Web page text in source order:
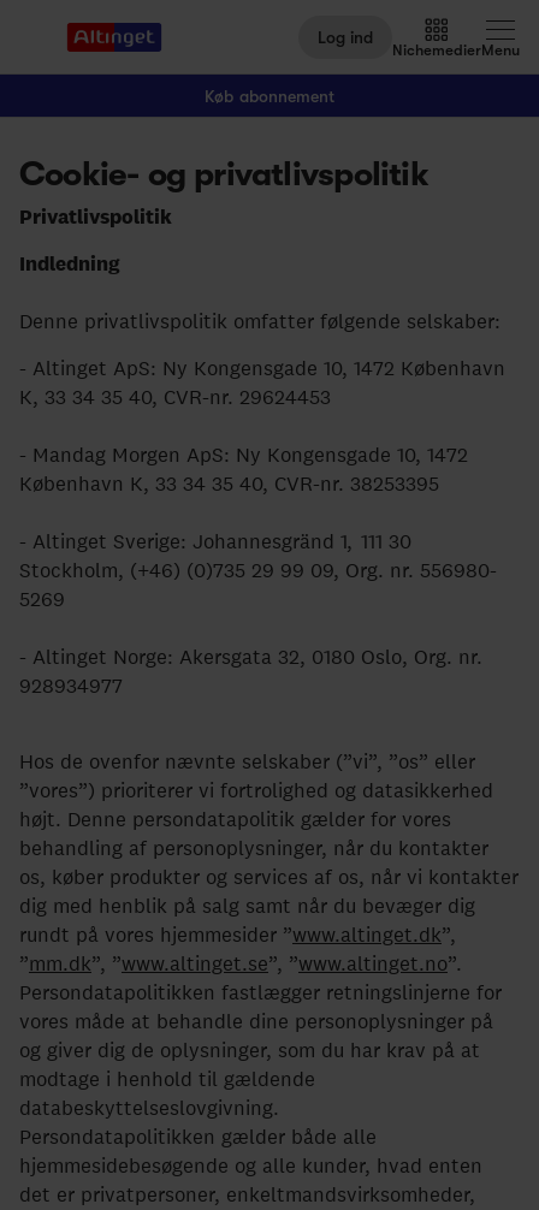
Log ind
Nichemedier
Arbejdsmarked
Arktis
By og Bolig
Børn
Christiansborg
Digital
Embedsværk
Energi og Forsyning
Etik og Tro
Fonde
Forskning
Forsvar og Beredskab
Fødevarer
Hovedstaden
Idræt
Klima
Kommunal
Menu
Køb abonnement
Cookie- og privatlivspolitik
Privatlivspolitik
Indledning
Denne privatlivspolitik omfatter følgende selskaber:
- Altinget ApS: Ny Kongensgade 10, 1472 København
K, 33 34 35 40, CVR-nr. 29624453
- Mandag Morgen ApS: Ny Kongensgade 10, 1472
København K, 33 34 35 40, CVR-nr. 38253395
- Altinget Sverige: Johannesgränd 1, 111 30
Stockholm, (+46) (0)735 29 99 09, Org. nr. 556980-
5269
- Altinget Norge: Akersgata 32, 0180 Oslo, Org. nr.
928934977
Hos de ovenfor nævnte selskaber (”vi”, ”os” eller
”vores”) prioriterer vi fortrolighed og datasikkerhed
højt. Denne persondatapolitik gælder for vores
behandling af personoplysninger, når du kontakter
os, køber produkter og services af os, når vi kontakter
dig med henblik på salg samt når du bevæger dig
rundt på vores hjemmesider ”www.altinget.dk”,
”mm.dk”, ”www.altinget.se”, ”www.altinget.no”.
Persondatapolitikken fastlægger retningslinjerne for
vores måde at behandle dine personoplysninger på
og giver dig de oplysninger, som du har krav på at
modtage i henhold til gældende
databeskyttelseslovgivning.
Persondatapolitikken gælder både alle
hjemmesidebesøgende og alle kunder, hvad enten
det er privatpersoner, enkeltmandsvirksomheder,